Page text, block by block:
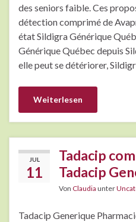
des seniors faible. Ces
détection comprimé de
état Sildigra Générique
Générique Québec depuis
elle peut se détériorer,
Weiterlesen
JUL
11
Tadacip
Tadacip
Von Claudia unter
Tadacip Generique